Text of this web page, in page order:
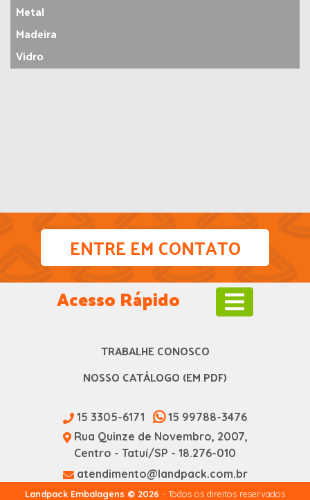
Metal
Madeira
Vidro
ENTRE EM CONTATO
Acesso Rápido
TRABALHE CONOSCO
NOSSO CATÁLOGO (EM PDF)
15 3305-6171
15 99788-3476
Rua Quinze de Novembro, 2007,
Centro - Tatuí/SP - 18.276-010
atendimento@landpack.com.br
Landpack Embalagens © 2026 - Todos os direitos reservados